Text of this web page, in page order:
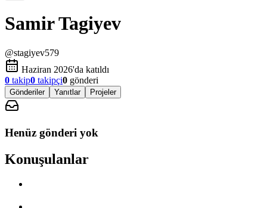
Samir Tagiyev
@stagiyev579
Haziran 2026'da katıldı
0 takip0 takipçi0 gönderi
Gönderiler Yanıtlar Projeler
Henüz gönderi yok
Konuşulanlar